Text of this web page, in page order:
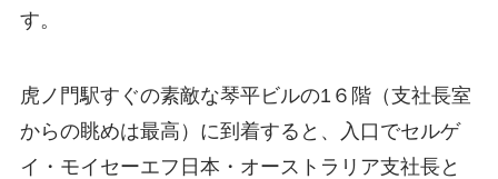
す。
虎ノ門駅すぐの素敵な琴平ビルの1６階（支社長室
からの眺めは最高）に到着すると、入口でセルゲ
イ・モイセーエフ日本・オーストラリア支社長と